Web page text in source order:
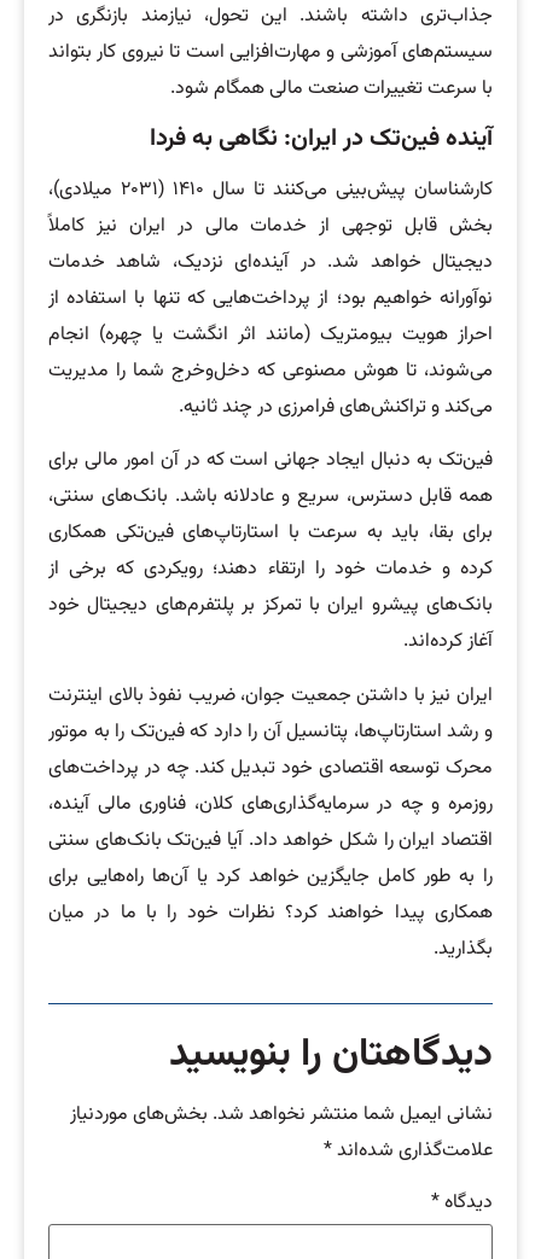
جذاب‌تری داشته باشند. این تحول، نیازمند بازنگری در
سیستم‌های آموزشی و مهارت‌افزایی است تا نیروی کار بتواند
با سرعت تغییرات صنعت مالی همگام شود.
آینده فین‌تک در ایران: نگاهی به فردا
کارشناسان پیش‌بینی می‌کنند تا سال ۱۴۱۰ (۲۰۳۱ میلادی)،
بخش قابل توجهی از خدمات مالی در ایران نیز کاملاً
دیجیتال خواهد شد. در آینده‌ای نزدیک، شاهد خدمات
نوآورانه خواهیم بود؛ از پرداخت‌هایی که تنها با استفاده از
احراز هویت بیومتریک (مانند اثر انگشت یا چهره) انجام
می‌شوند، تا هوش مصنوعی که دخل‌وخرج شما را مدیریت
می‌کند و تراکنش‌های فرامرزی در چند ثانیه.
فین‌تک به دنبال ایجاد جهانی است که در آن امور مالی برای
همه قابل دسترس، سریع و عادلانه باشد. بانک‌های سنتی،
برای بقا، باید به سرعت با استارتاپ‌های فین‌تکی همکاری
کرده و خدمات خود را ارتقاء دهند؛ رویکردی که برخی از
بانک‌های پیشرو ایران با تمرکز بر پلتفرم‌های دیجیتال خود
آغاز کرده‌اند.
ایران نیز با داشتن جمعیت جوان، ضریب نفوذ بالای اینترنت
و رشد استارتاپ‌ها، پتانسیل آن را دارد که فین‌تک را به موتور
محرک توسعه اقتصادی خود تبدیل کند. چه در پرداخت‌های
روزمره و چه در سرمایه‌گذاری‌های کلان، فناوری مالی آینده،
اقتصاد ایران را شکل خواهد داد. آیا فین‌تک بانک‌های سنتی
را به طور کامل جایگزین خواهد کرد یا آن‌ها راه‌هایی برای
همکاری پیدا خواهند کرد؟ نظرات خود را با ما در میان
بگذارید.
دیدگاهتان را بنویسید
نشانی ایمیل شما منتشر نخواهد شد. بخش‌های موردنیاز
علامت‌گذاری شده‌اند*
دیدگاه*